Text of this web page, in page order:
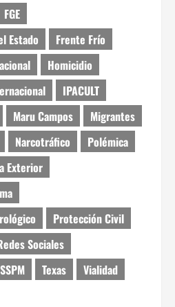
FGE
Estado
Frente Frío
Homicidio
IPACULT
Maru Campos
Migrantes
Narcotráfico
Polémica
Exterior
Protección Civil
Sociales
SSPM Texas
Vialidad